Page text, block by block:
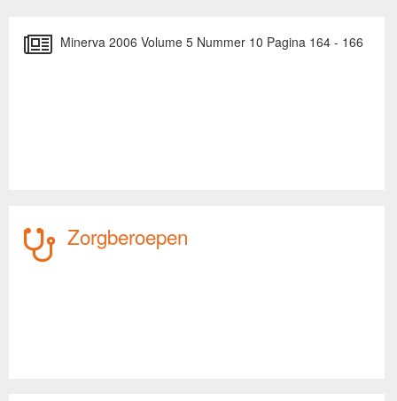
Minerva 2006 Volume 5 Nummer 10 Pagina 164 - 166
Zorgberoepen